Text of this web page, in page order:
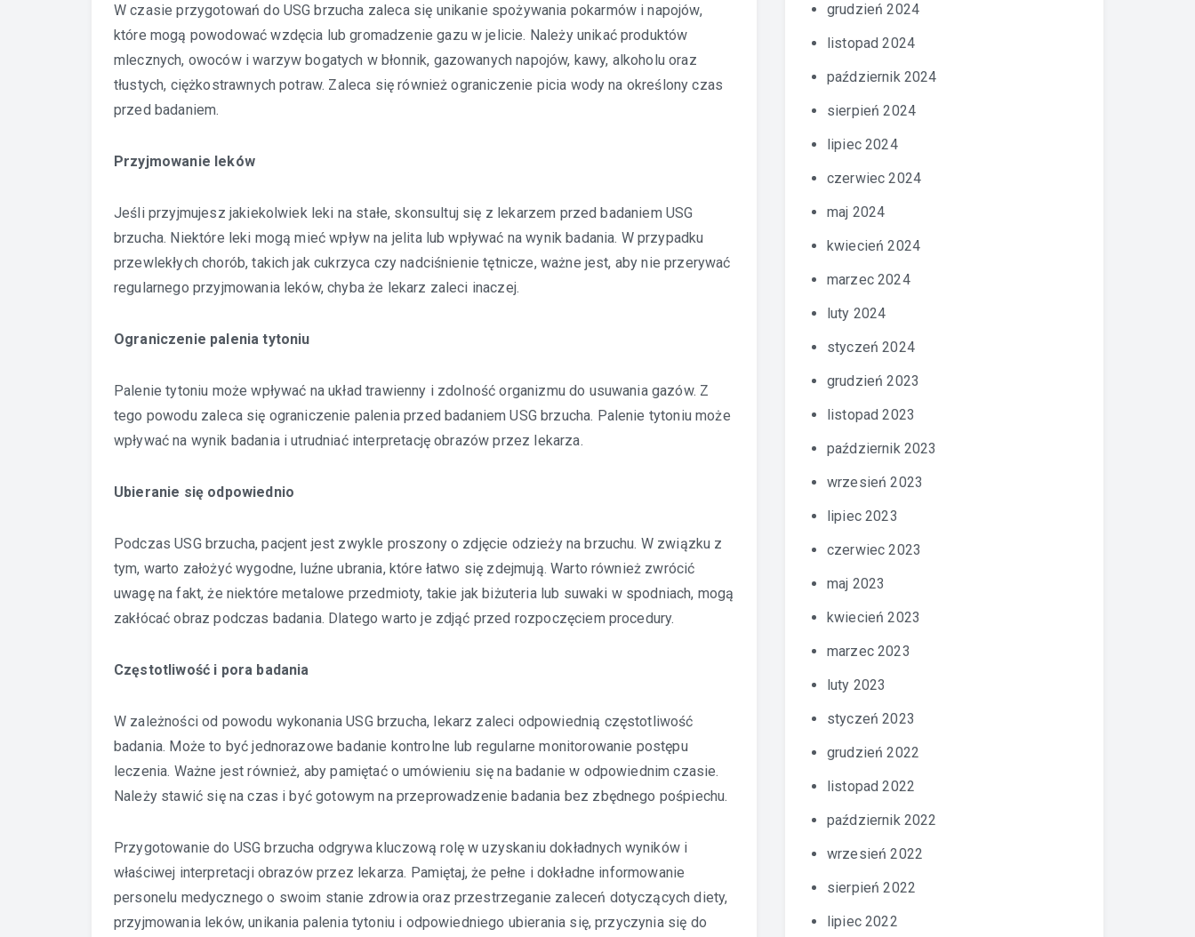
W czasie przygotowań do USG brzucha zaleca się unikanie spożywania pokarmów i napojów,
które mogą powodować wzdęcia lub gromadzenie gazu w jelicie. Należy unikać produktów
mlecznych, owoców i warzyw bogatych w błonnik, gazowanych napojów, kawy, alkoholu oraz
tłustych, ciężkostrawnych potraw. Zaleca się również ograniczenie picia wody na określony czas
przed badaniem.
Przyjmowanie leków
Jeśli przyjmujesz jakiekolwiek leki na stałe, skonsultuj się z lekarzem przed badaniem USG
brzucha. Niektóre leki mogą mieć wpływ na jelita lub wpływać na wynik badania. W przypadku
przewlekłych chorób, takich jak cukrzyca czy nadciśnienie tętnicze, ważne jest, aby nie przerywać
regularnego przyjmowania leków, chyba że lekarz zaleci inaczej.
Ograniczenie palenia tytoniu
Palenie tytoniu może wpływać na układ trawienny i zdolność organizmu do usuwania gazów. Z
tego powodu zaleca się ograniczenie palenia przed badaniem USG brzucha. Palenie tytoniu może
wpływać na wynik badania i utrudniać interpretację obrazów przez lekarza.
Ubieranie się odpowiednio
Podczas USG brzucha, pacjent jest zwykle proszony o zdjęcie odzieży na brzuchu. W związku z
tym, warto założyć wygodne, luźne ubrania, które łatwo się zdejmują. Warto również zwrócić
uwagę na fakt, że niektóre metalowe przedmioty, takie jak biżuteria lub suwaki w spodniach, mogą
zakłócać obraz podczas badania. Dlatego warto je zdjąć przed rozpoczęciem procedury.
Częstotliwość i pora badania
W zależności od powodu wykonania USG brzucha, lekarz zaleci odpowiednią częstotliwość
badania. Może to być jednorazowe badanie kontrolne lub regularne monitorowanie postępu
leczenia. Ważne jest również, aby pamiętać o umówieniu się na badanie w odpowiednim czasie.
Należy stawić się na czas i być gotowym na przeprowadzenie badania bez zbędnego pośpiechu.
Przygotowanie do USG brzucha odgrywa kluczową rolę w uzyskaniu dokładnych wyników i
właściwej interpretacji obrazów przez lekarza. Pamiętaj, że pełne i dokładne informowanie
personelu medycznego o swoim stanie zdrowia oraz przestrzeganie zaleceń dotyczących diety,
przyjmowania leków, unikania palenia tytoniu i odpowiedniego ubierania się, przyczynia się do
grudzień 2024
listopad 2024
październik 2024
sierpień 2024
lipiec 2024
czerwiec 2024
maj 2024
kwiecień 2024
marzec 2024
luty 2024
styczeń 2024
grudzień 2023
listopad 2023
październik 2023
wrzesień 2023
lipiec 2023
czerwiec 2023
maj 2023
kwiecień 2023
marzec 2023
luty 2023
styczeń 2023
grudzień 2022
listopad 2022
październik 2022
wrzesień 2022
sierpień 2022
lipiec 2022